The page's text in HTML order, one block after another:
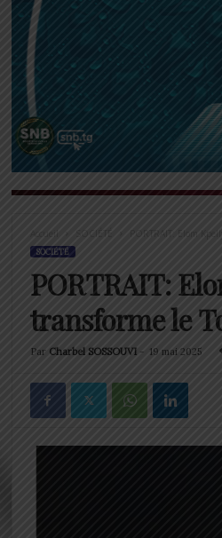
Accueil PORTRAIT: Elom
SOCIÉTÉ
PORTRAIT:
transforme le
Par Charbel SOSSOUVI- 19 mai 2025